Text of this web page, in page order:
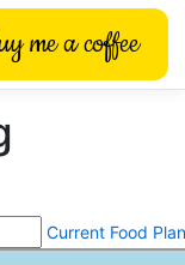
me a coffee
Current Food Plan